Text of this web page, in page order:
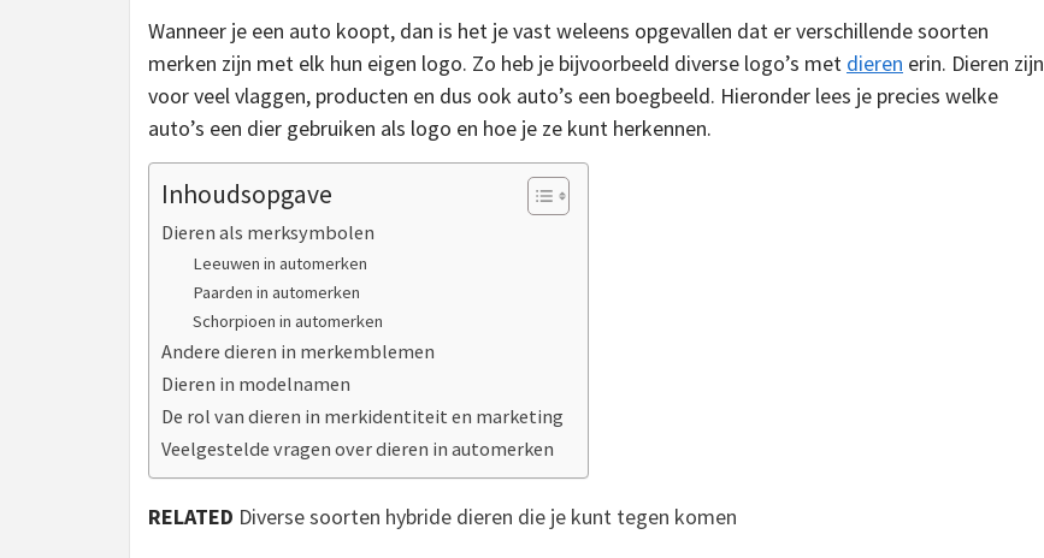
Wanneer je een auto koopt, dan is het je vast weleens opgevallen dat er verschillende soorten
merken zijn met elk hun eigen logo. Zo heb je bijvoorbeeld diverse logo’s met dieren erin. Dieren zijn
voor veel vlaggen, producten en dus ook auto’s een boegbeeld. Hieronder lees je precies welke
auto’s een dier gebruiken als logo en hoe je ze kunt herkennen.
Inhoudsopgave
Dieren als merksymbolen
Leeuwen in automerken
Paarden in automerken
Schorpioen in automerken
Andere dieren in merkemblemen
Dieren in modelnamen
De rol van dieren in merkidentiteit en marketing
Veelgestelde vragen over dieren in automerken
RELATED Diverse soorten hybride dieren die je kunt tegen komen